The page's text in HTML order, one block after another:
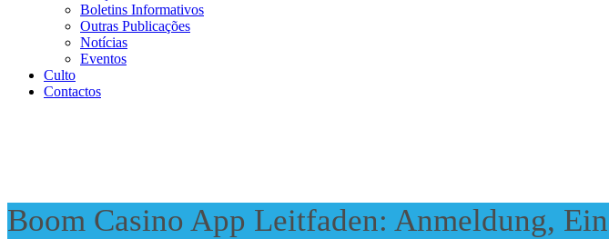
Boletins Informativos
Outras Publicações
Notícias
Eventos
Culto
Contactos
Boom Casino App Leitfaden: Anmeldung,